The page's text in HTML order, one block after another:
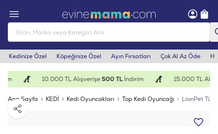
Kedinize Özel Köpeğinize Özel Ayın Fırsatları Çok Al Az Öde
10.000 TL Alışverişe500 TLİndirim 15.000 TL
Ana Sayfa KEDİ Kedi Oyuncakları Top Kedi Oyuncağı
LionPet
Paylaş